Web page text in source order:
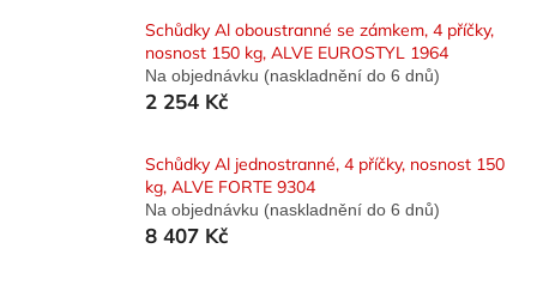
Schůdky Al oboustranné se zámkem, 4 příčky,
nosnost 150 kg, ALVE EUROSTYL 1964
Na objednávku (naskladnění do 6 dnů)
2 254 Kč
Schůdky Al jednostranné, 4 příčky, nosnost 150
kg, ALVE FORTE 9304
Na objednávku (naskladnění do 6 dnů)
8 407 Kč